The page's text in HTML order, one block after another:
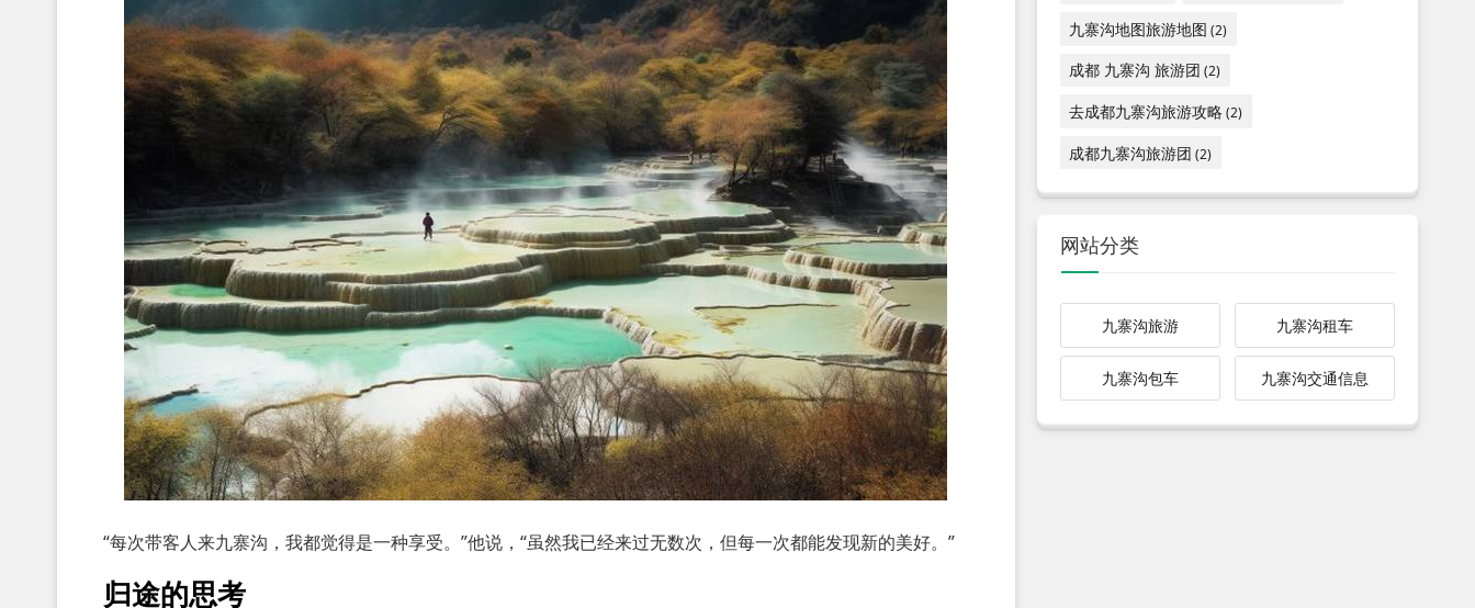
“每次带客人来九寨沟，我都觉得是一种享受。”他说，“虽然我已经来过无数次，但每一次都能发现新的美好。”
归途的思考
九寨沟地图旅游地图 (2)
成都 九寨沟 旅游团 (2)
去成都九寨沟旅游攻略(2)
成都九寨沟旅游团 (2)
网站分类
九寨沟旅游 九寨沟租车
九寨沟包车 九寨沟交通信息